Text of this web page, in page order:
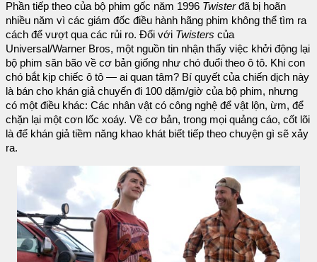
Phần tiếp theo của bộ phim gốc năm 1996 Twisterđã bị hoãn
nhiều năm vì các giám đốc điều hành hãng phim không thể tìm ra
cách để vượt qua các rủi ro. Đối với Twisters của
Universal/Warner Bros, một nguồn tin nhận thấy việc khởi động lại
bộ phim săn bão về cơ bản giống như chó đuổi theo ô tô. Khi con
chó bắt kịp chiếc ô tô — ai quan tâm? Bí quyết của chiến dịch này
là bán cho khán giả chuyến đi 100 dặm/giờ của bộ phim, nhưng
có một điều khác: Các nhân vật có công nghệ để vật lộn, ừm, để
chặn lại một cơn lốc xoáy. Về cơ bản, trong mọi quảng cáo, cốt lõi
là để khán giả tiềm năng khao khát biết tiếp theo chuyện gì sẽ xảy
ra.